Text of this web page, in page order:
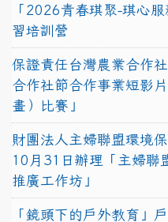
「2026青春琪聚-琪心
習培訓營
保證責任台灣農業合作
合作社節合作事業短影
畫）比賽」
財團法人主婦聯盟環境
10月31日辦理「主婦聯
推廣工作坊」
「鏡頭下的戶外教育」